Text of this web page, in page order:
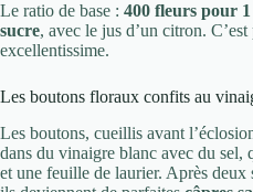
Le ratio de base : 400 fleurs pour 1
sucre, avec le jus d’un citron. C’est
excellentissime.
Les boutons floraux confits au
Les boutons, cueillis avant
dans du vinaigre blanc avec du sel,
et une feuille de laurier. Après deux